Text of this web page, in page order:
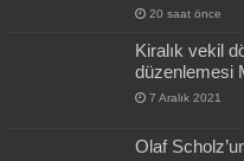
20 saat önce
Kiralık vekil
düzenlemesi
7 Aralık 2021
Olaf